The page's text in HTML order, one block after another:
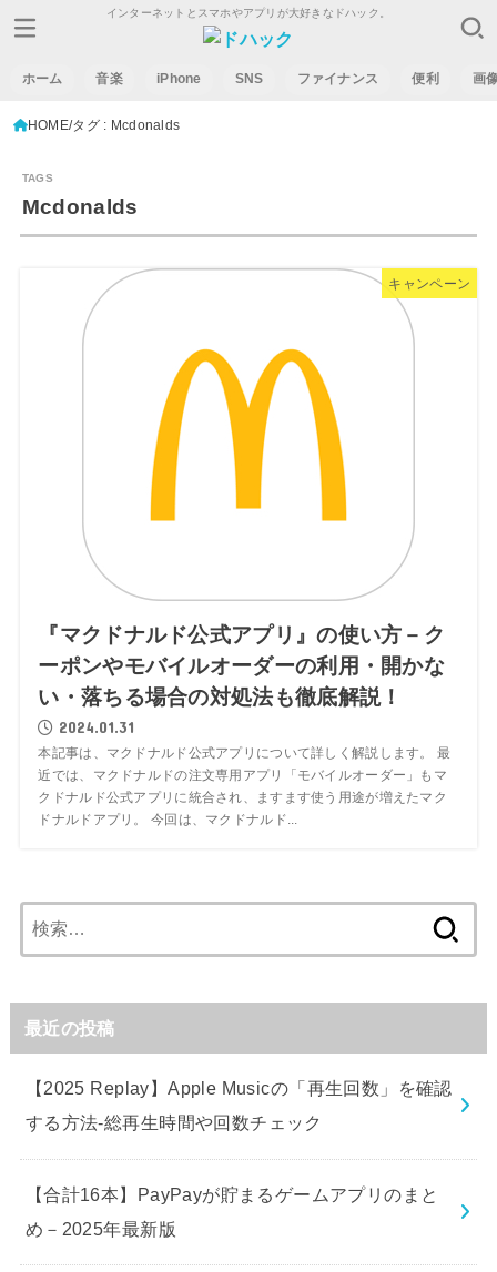
インターネットとスマホやアプリが大好きなドハック。
ホーム 音楽 iPhone SNS ファイナンス 便利 画
HOME タグ : Mcdonalds
Mcdonalds
キャンペーン
『マクドナルド公式アプリ』の使い方－ク
ーポンやモバイルオーダーの利用・開かな
い・落ちる場合の対処法も徹底解説！
2024.01.31
本記事は、マクドナルド公式アプリについて詳しく解説します。 最
近では、マクドナルドの注文専用アプリ「モバイルオーダー」もマ
クドナルド公式アプリに統合され、ますます使う用途が増えたマク
ドナルドアプリ。 今回は、マクドナルド...
索:
最近の投稿
【2025 Replay】Apple Musicの「再生回数」を確認
する方法-総再生時間や回数チェック
【合計16本】PayPayが貯まるゲームアプリのまと
め－2025年最新版